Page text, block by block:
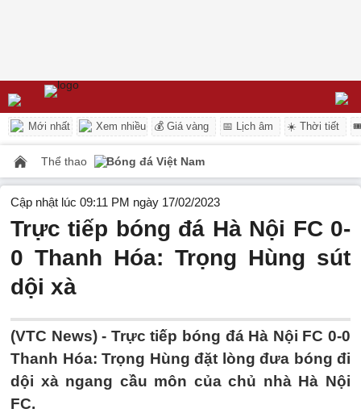
Mới nhất Xem nhiều 💰 Giá vàng 📅 Lịch âm ☀️ Thời tiết
Thể thao Bóng đá Việt Nam
Cập nhật lúc 09:11 PM ngày 17/02/2023
Trực tiếp bóng đá Hà Nội FC 0-
0 Thanh Hóa: Trọng Hùng sút
dội xà
(VTC News) - Trực tiếp bóng đá Hà Nội FC 0-0
Thanh Hóa: Trọng Hùng đặt lòng đưa bóng đi
dội xà ngang cầu môn của chủ nhà Hà Nội
FC.